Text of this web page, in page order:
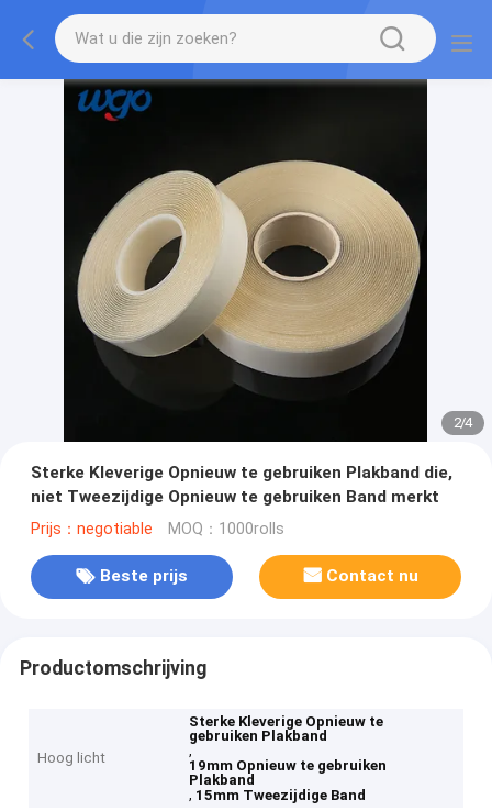
2/4
Sterke Kleverige Opnieuw te gebruiken Plakband die,
niet Tweezijdige Opnieuw te gebruiken Band merkt
Prijs：negotiable MOQ：1000rolls
Beste prijs Contact nu
Productomschrijving
Hoog licht
Sterke Kleverige Opnieuw te
gebruiken Plakband
,
19mm Opnieuw te gebruiken
Plakband
, 15mm Tweezijdige Band